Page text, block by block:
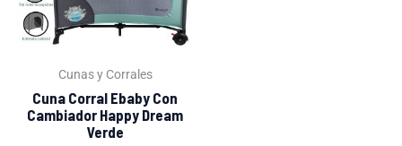
Cunas y Corrales
Cuna Corral Ebaby Con
Cambiador Happy Dream
Verde